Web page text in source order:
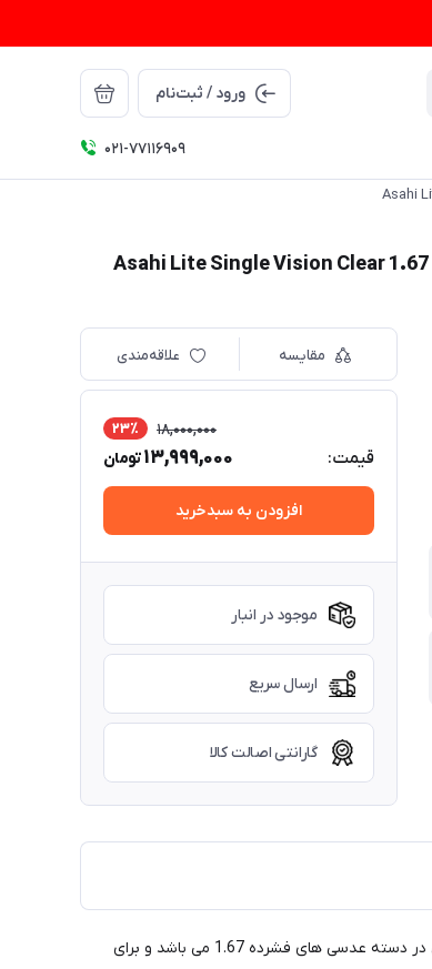
ورود / ثبت‌نام
021-77116909
مقایسه علاقه‌مندی
قیمت:
18,000,000 23٪
13,999,000تومان
افزودن به سبدخرید
موجود در انبار
ارسال سریع
گارانتی اصالت کالا
عدسی سفارشی آساهی لایت ژاپن شامل پوشش +SHMC می باشد که بیانگر وجود لایه ضد خش، پوشش آنتی رفلکس و هیدروفوبیک می باشد. این عدسی در دسته عدسی های فشرده 1.67 می باشد و برای